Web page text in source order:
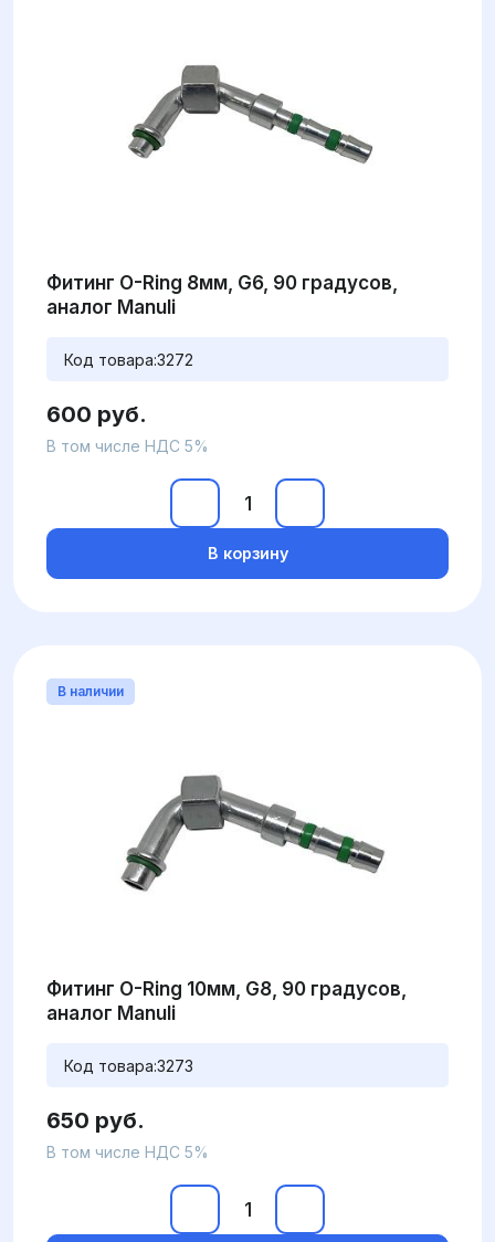
Фитинг O-Ring 8мм, G6, 90 градусов,
аналог Manuli
Код товара:3272
600 руб.
В том числе НДС 5%
В корзину
В наличии
Фитинг O-Ring 10мм, G8, 90 градусов,
аналог Manuli
Код товара:3273
650 руб.
В том числе НДС 5%